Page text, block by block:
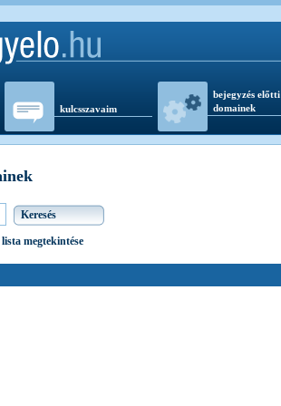
kulcsszavaim
bejegyzés előtti
domainek
lista megtekintése